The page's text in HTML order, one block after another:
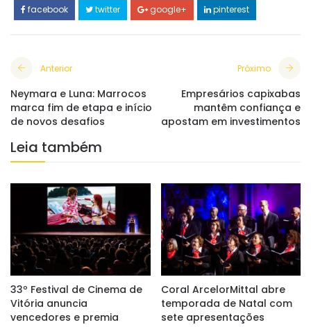
facebook twitter google+ pinterest
Anterior
Neymara e Luna: Marrocos
marca fim de etapa e início
de novos desafios
Próximo
Empresários capixabas
mantêm confiança e
apostam em investimentos
Leia também
33º Festival de Cinema de
Vitória anuncia
vencedores e premia
Coral ArcelorMittal abre
temporada de Natal com
sete apresentações